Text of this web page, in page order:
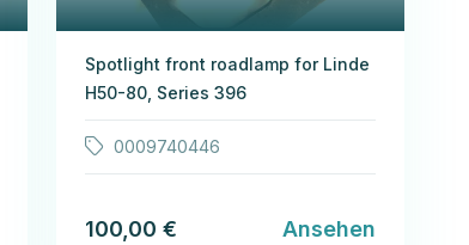
Spotlight front roadlamp for Linde
H50-80, Series 396
0009740446
100,00 € Ansehen